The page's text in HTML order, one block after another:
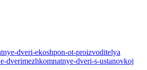
dveri-ekoshpon-ot-proizvoditelya
dverimezhkomnatnye-dveri-s-ustanovkoj